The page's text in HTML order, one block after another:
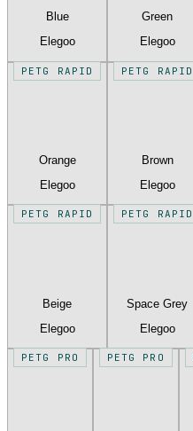
Blue
Elegoo
Green
Elegoo
PETG RAPID
Orange
Elegoo
PETG RAPID
Brown
Elegoo
PETG RAPID
Beige
Elegoo
PETG RAPID
Space Grey
Elegoo
PETG PRO PETG PRO